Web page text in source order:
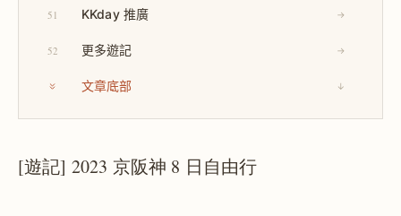
51 KKday 推廣 →
52 更多遊記 →
文章底部 ↓
[遊記] 2023 京阪神 8 日自由行